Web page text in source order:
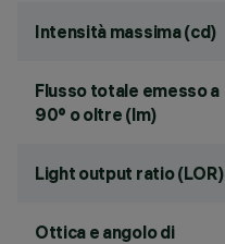
Intensità massima (cd)
Flusso totale emesso a
90° o oltre (lm)
Light output ratio (LOR)
Ottica e angolo di